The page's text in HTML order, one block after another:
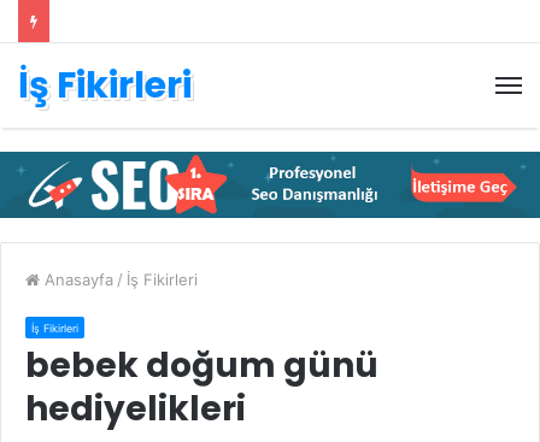
İş Fikirleri
Anasayfa / İş Fikirleri
İş Fikirleri
bebek doğum günü
hediyelikleri